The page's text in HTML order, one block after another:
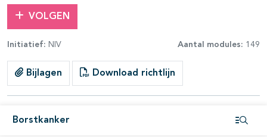
VOLGEN
Initiatief: NIV Aantal modules: 149
Bijlagen Download richtlijn
Borstkanker
open- en dichtklappen
open- en dichtklappen
open- en dichtklappen
open- en dichtklappen